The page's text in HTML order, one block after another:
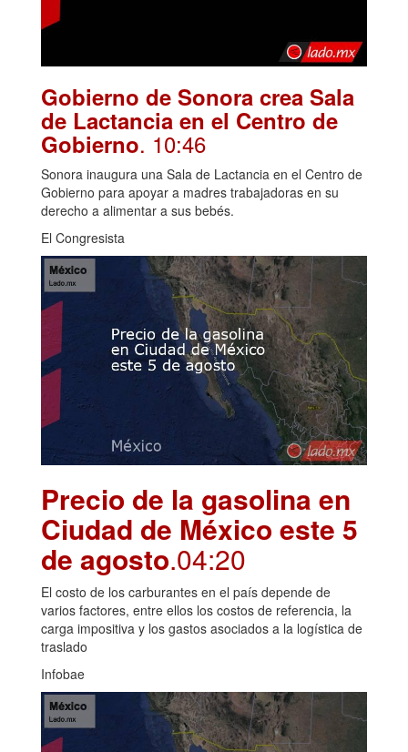
Gobierno de Sonora crea Sala
de Lactancia en el Centro de
Gobierno. 10:46
Sonora inaugura una Sala de Lactancia en el Centro de
Gobierno para apoyar a madres trabajadoras en su
derecho a alimentar a sus bebés.
El Congresista
Precio de la gasolina en
Ciudad de México este 5
de agosto.04:20
El costo de los carburantes en el país depende de
varios factores, entre ellos los costos de referencia, la
carga impositiva y los gastos asociados a la logística de
traslado
Infobae